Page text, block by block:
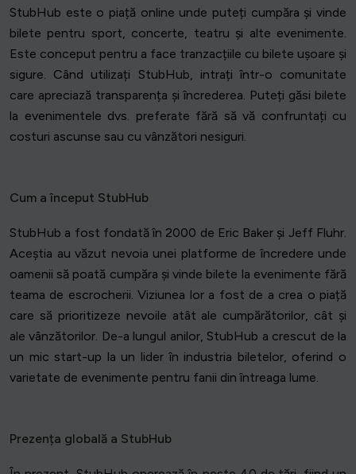
StubHub este o piață online unde puteți cumpăra și vinde
bilete pentru sport, concerte, teatru și alte evenimente.
Este conceput pentru a face tranzacțiile cu bilete ușoare și
sigure. Când utilizați StubHub, intrați într-o comunitate
care apreciază transparența și încrederea. Puteți găsi bilete
la evenimentele dvs. preferate fără să vă confruntați cu
costuri ascunse sau cu vânzători nesiguri.
Cum a început StubHub
StubHub a fost fondată în 2000 de Eric Baker și Jeff Fluhr.
Aceștia au văzut nevoia unei platforme de încredere unde
oamenii să poată cumpăra și vinde bilete la evenimente fără
teama de escrocherii. Viziunea lor a fost de a crea o piață
care să prioritizeze nevoile atât ale cumpărătorilor, cât și
ale vânzătorilor. De-a lungul anilor, StubHub a crescut de la
un mic start-up la un lider în industria biletelor, oferind o
varietate de evenimente pentru fanii din întreaga lume.
Prezența globală a StubHub